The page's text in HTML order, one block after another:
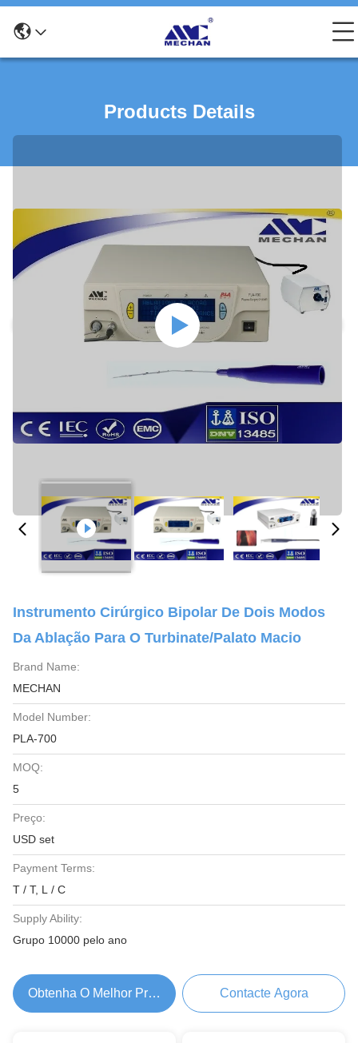
Products Details
Instrumento Cirúrgico Bipolar De Dois Modos
Da Ablação Para O Turbinate/palato Macio
Brand Name:
MECHAN
Model Number:
PLA-700
MOQ:
5
Preço:
USD set
Payment Terms:
T / T, L / C
Supply Ability:
Grupo 10000 pelo ano
Obtenha O Melhor Preço Contacte Agora